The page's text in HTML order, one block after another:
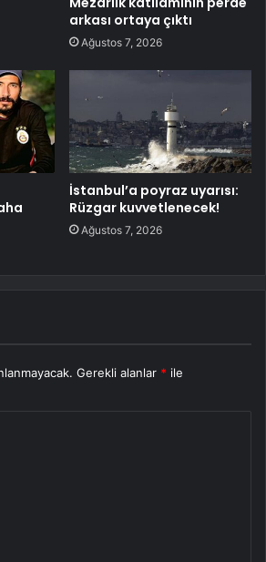
arkası ortaya çıktı
Ağustos 7, 2026
İstanbul’a poyraz uyarısı:
Rüzgar kuvvetlenecek!
Ağustos 7, 2026
Gerekli alanlar * ile